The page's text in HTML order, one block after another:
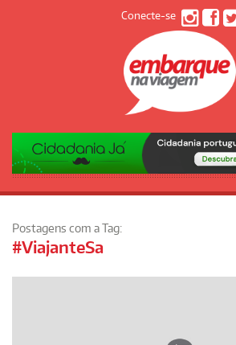
Conecte-se
Postagens com a Tag:
#ViajanteSa